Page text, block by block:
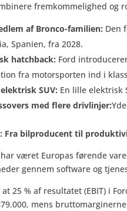
fremkommelighed og
af Bronco-familien: Den
Spanien, fra 2028.
hatchback: Ford
fra motorsporten ind i
SUV: En lille elektrisk
med flere drivlinjer:
Fra bilproducent til
har været Europas førende
gennem software og
25 % af resultatet (EBIT) i
mens